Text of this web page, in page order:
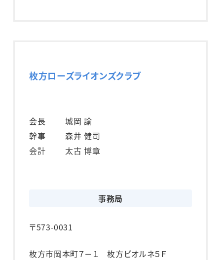
枚方ローズライオンズクラブ
会長
城岡 諭
幹事
森井 健司
会計
太古 博章
事務局
〒573-0031
枚方市岡本町７－１ 枚方ビオルネ５Ｆ